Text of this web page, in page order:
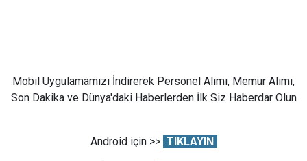
Mobil Uygulamamızı İndirerek Personel Alımı, Memur Alımı,
Son Dakika ve Dünya'daki Haberlerden İlk Siz Haberdar Olun
Android için >> TIKLAYIN